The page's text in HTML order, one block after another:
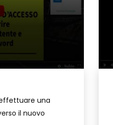
una
il nuovo